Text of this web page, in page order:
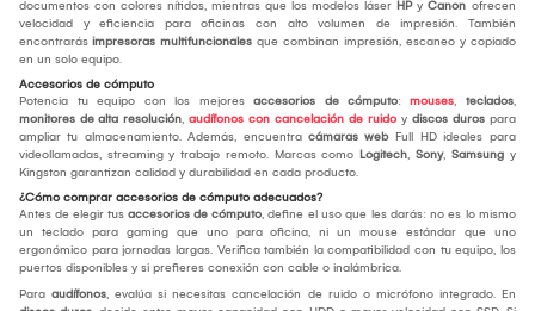
documentos con colores nítidos, mientras que los modelos láser HP y Canon ofrecen
velocidad y eficiencia para oficinas con alto volumen de impresión. También
encontrarás impresoras multifuncionales que combinan impresión, escaneo y copiado
en un solo equipo.
Accesorios de cómputo
Potencia tu equipo con los mejores accesorios de cómputo: mouses, teclados,
monitores de alta resolución, audífonos con cancelación de ruido y discos duros para
ampliar tu almacenamiento. Además, encuentra cámaras webFull HD ideales para
videollamadas, streaming y trabajo remoto. Marcas como Logitech, Sony, Samsung y
Kingston garantizan calidad y durabilidad en cada producto.
¿Cómo comprar accesorios de cómputo adecuados?
Antes de elegir tus accesorios de cómputo, define el uso que les darás: no es lo mismo
un teclado para gaming que uno para oficina, ni un mouse estándar que uno
ergonómico para jornadas largas. Verifica también la compatibilidad con tu equipo, los
puertos disponibles y si prefieres conexión con cable o inalámbrica.
Para audífonos, evalúa si necesitas cancelación de ruido o micrófono integrado. En